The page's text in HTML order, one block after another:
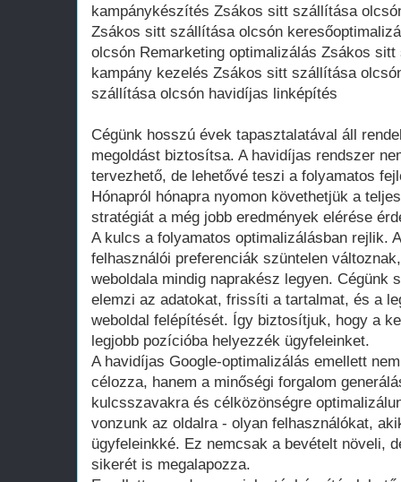
kampánykészítés Zsákos sitt szállítása
Zsákos sitt szállítása olcsón
olcsón Remarketing optimalizálás Zsákos
kampány kezelés Zsákos sitt szállítása
szállítása olcsón havidíjas linképítés
Cégünk hosszú évek tapasztalatával áll
megoldást biztosítsa. A havidíjas rendszer
tervezhető, de lehetővé teszi a folyamatos
Hónapról hónapra nyomon követhetjük a
stratégiát a még jobb eredmények elérése
A kulcs a folyamatos optimalizálásban rejlik.
felhasználói preferenciák szüntelen
weboldala mindig naprakész legyen. Cégünk
elemzi az adatokat, frissíti a tartalmat, és a
weboldal felépítését. Így biztosítjuk, hogy a
legjobb pozícióba helyezzék ügyfeleinket.
A havidíjas Google-optimalizálás emellett
célozza, hanem a minőségi forgalom
kulcsszavakra és célközönségre
vonzunk az oldalra - olyan felhasználókat,
ügyfeleinkké. Ez nemcsak a bevételt növeli,
sikerét is megalapozza.